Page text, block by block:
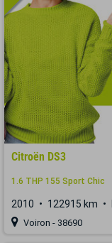
Citroën DS3
1.6 THP 155 Sport Chic
2010 122915 km
Voiron - 38690